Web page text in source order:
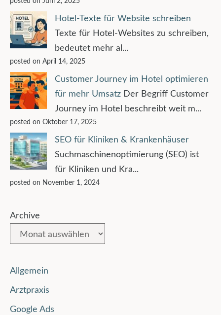
Hotel-Texte für Website schreiben
Texte für Hotel-Websites zu schreiben,
bedeutet mehr al...
posted on April 14, 2025
Customer Journey im Hotel optimieren
für mehr Umsatz Der Begriff Customer
Journey im Hotel beschreibt weit m...
posted on Oktober 17, 2025
SEO für Kliniken & Krankenhäuser
Suchmaschinenoptimierung (SEO) ist
für Kliniken und Kra...
posted on November 1, 2024
Archive
Allgemein
Arztpraxis
Google Ads